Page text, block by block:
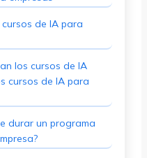
de IA para
los cursos de IA
cursos de IA para
durar un programa